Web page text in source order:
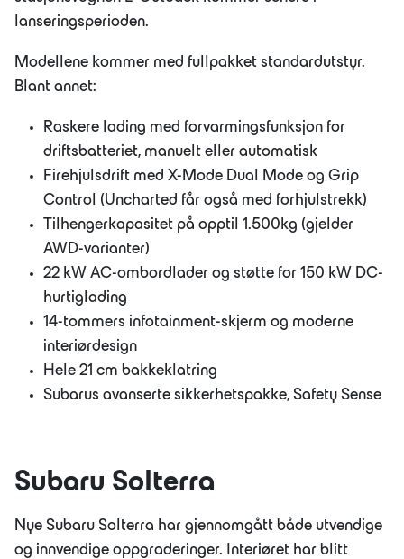
lanseringsperioden.
Modellene kommer med fullpakket standardutstyr.
Blant annet:
Raskere lading med forvarmingsfunksjon for
driftsbatteriet, manuelt eller automatisk
Firehjulsdrift med X-Mode Dual Mode og Grip
Control (Uncharted får også med forhjulstrekk)
Tilhengerkapasitet på opptil 1.500kg (gjelder
AWD-varianter)
22 kW AC-ombordlader og støtte for 150 kW DC-
hurtiglading
14-tommers infotainment-skjerm og moderne
interiørdesign
Hele 21 cm bakkeklatring
Subarus avanserte sikkerhetspakke, Safety Sense
Subaru Solterra
Nye Subaru Solterra har gjennomgått både utvendige
og innvendige oppgraderinger. Interiøret har blitt